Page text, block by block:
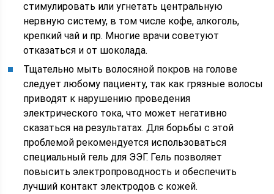
стимулировать или угнетать центральную
нервную систему, в том числе кофе, алкоголь,
крепкий чай и пр. Многие врачи советуют
отказаться и от шоколада.
Тщательно мыть волосяной покров на голове
следует любому пациенту, так как грязные волосы
приводят к нарушению проведения
электрического тока, что может негативно
сказаться на результатах. Для борьбы с этой
проблемой рекомендуется использоваться
специальный гель для ЭЭГ. Гель позволяет
повысить электропроводность и обеспечить
лучший контакт электродов с кожей.